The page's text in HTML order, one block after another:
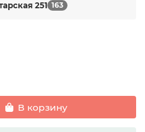
251 163
В корзину